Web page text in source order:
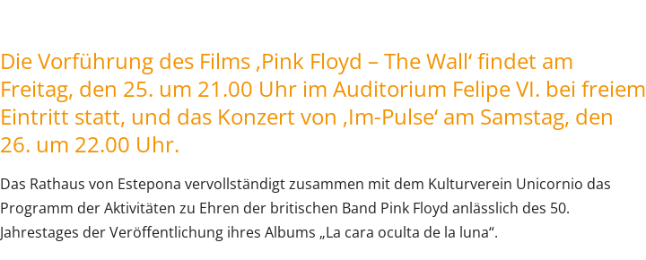
Die Vorführung des Films ‚Pink Floyd – The Wall‘ findet am
Freitag, den 25. um 21.00 Uhr im Auditorium Felipe VI. bei freiem
Eintritt statt, und das Konzert von ‚Im-Pulse‘ am Samstag, den
26. um 22.00 Uhr.
Das Rathaus von Estepona vervollständigt zusammen mit dem Kulturverein Unicornio das
Programm der Aktivitäten zu Ehren der britischen Band Pink Floyd anlässlich des 50.
Jahrestages der Veröffentlichung ihres Albums „La cara oculta de la luna“.